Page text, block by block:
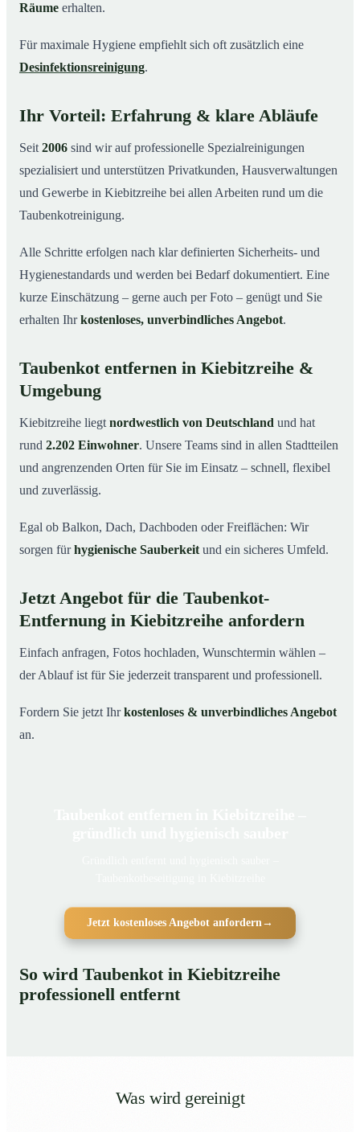
Räume erhalten.
Für maximale Hygiene empfiehlt sich oft zusätzlich eine
Desinfektionsreinigung.
Ihr Vorteil: Erfahrung & klare Abläufe
Seit 2006 sind wir auf professionelle Spezialreinigungen
spezialisiert und unterstützen Privatkunden, Hausverwaltungen
und Gewerbe in Kiebitzreihe bei allen Arbeiten rund um die
Taubenkotreinigung.
Alle Schritte erfolgen nach klar definierten Sicherheits- und
Hygienestandards und werden bei Bedarf dokumentiert. Eine
kurze Einschätzung – gerne auch per Foto – genügt und Sie
erhalten Ihrkostenloses, unverbindliches Angebot.
Taubenkot entfernen in Kiebitzreihe &
Umgebung
Kiebitzreihe liegt nordwestlich von Deutschland und hat
rund 2.202 Einwohner. Unsere Teams sind in allen Stadtteilen
und angrenzenden Orten für Sie im Einsatz – schnell, flexibel
und zuverlässig.
Egal ob Balkon, Dach, Dachboden oder Freiflächen: Wir
sorgen fürhygienische Sauberkeit und ein sicheres Umfeld.
Jetzt Angebot für die Taubenkot-
Entfernung in Kiebitzreihe anfordern
Einfach anfragen, Fotos hochladen, Wunschtermin wählen –
der Ablauf ist für Sie jederzeit transparent und professionell.
Fordern Sie jetzt Ihrkostenloses & unverbindliches Angebot
an.
Jetzt kostenloses Angebot anfordern→
So wird Taubenkot in Kiebitzreihe
professionell entfernt
Was wird gereinigt